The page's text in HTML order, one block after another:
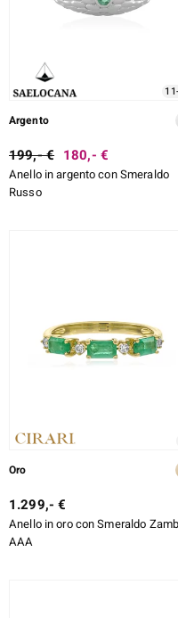
Argento
199,- € 180,- €
Anello in argento con Smeraldo
Russo
Oro
1.299,- €
Anello in oro con Smeraldo
AAA